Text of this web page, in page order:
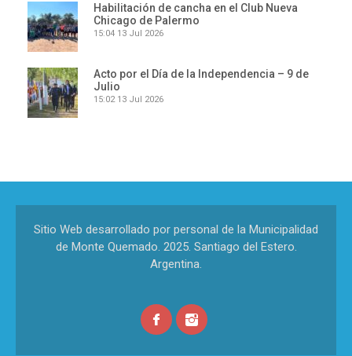
Habilitación de cancha en el Club Nueva
Chicago de Palermo
15:04 13 Jul 2026
Acto por el Día de la Independencia – 9 de
Julio
15:02 13 Jul 2026
Sitio Web desarrollado por personal de la Municipalidad
de Monte Quemado. 2025. Santiago del Estero.
Argentina.